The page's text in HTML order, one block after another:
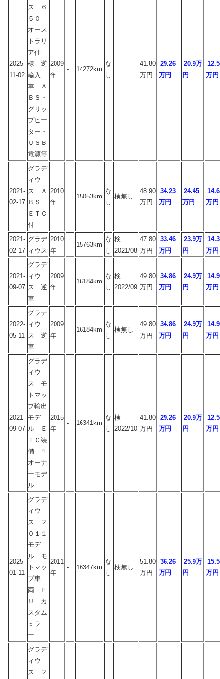
2025-
11-02
ス ６
５０
オース
トラリ
ア仕
様 逆
輸入
車 Ａ
ＢＳ・
グリッ
プヒー
ター・
ＵＳＢ
電源等
2009
年
- 14272km
な
し
41.80
万円
29.26
万円
20.9万
円
万円
2021-
02-17
グラデ
ィウ
ス Ａ
ＢＳ
ＥＴＣ
付
2010
年
- 15053km
な
し
検無し
48.90
万円
34.23
万円
24.45
万円
万円
2021-
02-17
グラデ
ィウス
2010
年
- 15763km
な
し
検
2021/08
47.80
万円
33.46
万円
23.9万
円
万円
2021-
09-07
グラデ
ィウ
ス 逆
車
2009
年
- 16184km
な
し
検
2022/09
49.80
万円
34.86
万円
24.9万
円
万円
2022-
05-11
グラデ
ィウ
ス 逆
車
2009
年
- 16184km
な
し
検無し
49.80
万円
34.86
万円
24.9万
円
万円
2021-
09-07
グラデ
ィウ
ス モ
トマッ
プ輸出
モデ
ル Ｅ
ＴＣ装
備 １
オーナ
ーモデ
ル
2015
年
- 16341km
な
し
検
2022/10
41.80
万円
29.26
万円
20.9万
円
万円
2025-
01-11
グラデ
ィウ
ス ２
０１１
モデ
ル モ
トマッ
プ車
両 Ｅ
Ｕ カ
スタム
ミラ
ー
2011
年
- 16347km
な
し
検無し
51.80
万円
36.26
万円
25.9万
円
万円
グラデ
ィウ
ス ２